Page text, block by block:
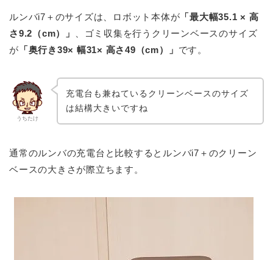
ルンバi7＋のサイズは、ロボット本体が 「最大幅35.1 × 高
さ9.2（cm）」
、ゴミ収集を行うクリーンベースのサイズ
が 「奥行き39× 幅31× 高さ49（cm）」 です。
うちたけ
充電台も兼ねているクリーンベースのサイズ
は結構大きいですね
通常のルンバの充電台と比較するとルンバi7＋のクリーン
ベースの大きさが際立ちます。